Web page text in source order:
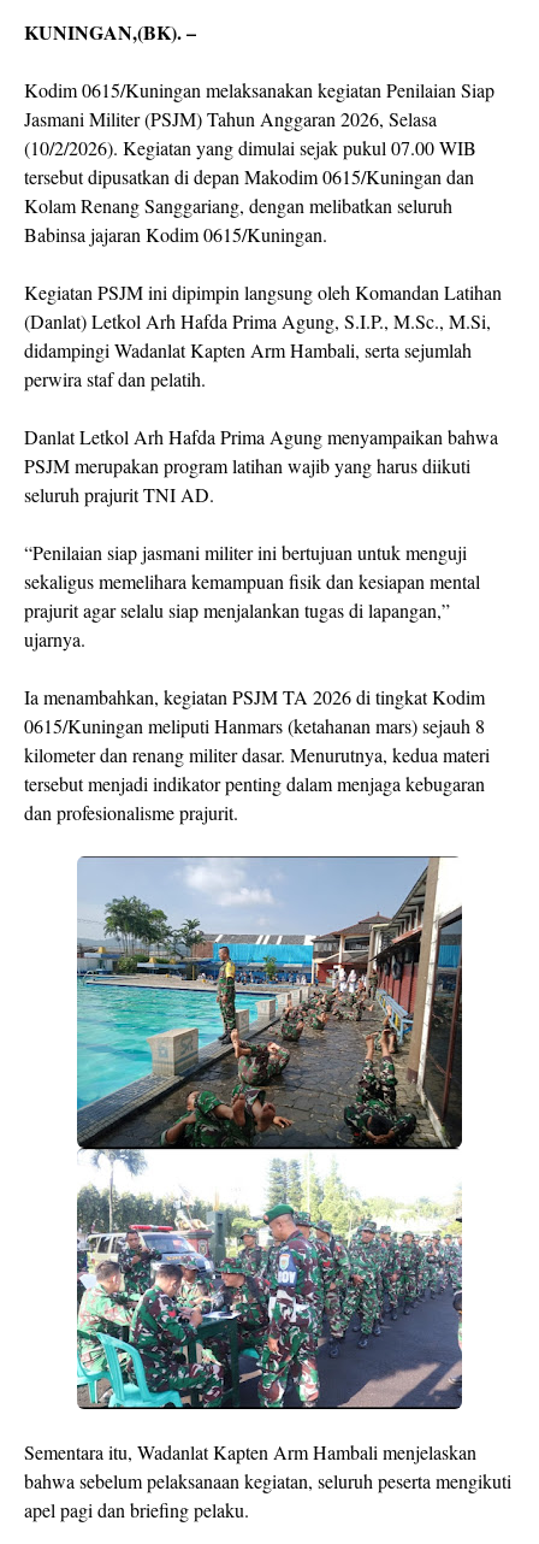
KUNINGAN,(BK). –
Kodim 0615/Kuningan melaksanakan kegiatan Penilaian Siap
Jasmani Militer (PSJM) Tahun Anggaran 2026, Selasa
(10/2/2026). Kegiatan yang dimulai sejak pukul 07.00 WIB
tersebut dipusatkan di depan Makodim 0615/Kuningan dan
Kolam Renang Sanggariang, dengan melibatkan seluruh
Babinsa jajaran Kodim 0615/Kuningan.
Kegiatan PSJM ini dipimpin langsung oleh Komandan Latihan
(Danlat) Letkol Arh Hafda Prima Agung, S.I.P., M.Sc., M.Si,
didampingi Wadanlat Kapten Arm Hambali, serta sejumlah
perwira staf dan pelatih.
Danlat Letkol Arh Hafda Prima Agung menyampaikan bahwa
PSJM merupakan program latihan wajib yang harus diikuti
seluruh prajurit TNI AD.
“Penilaian siap jasmani militer ini bertujuan untuk menguji
sekaligus memelihara kemampuan fisik dan kesiapan mental
prajurit agar selalu siap menjalankan tugas di lapangan,”
ujarnya.
Ia menambahkan, kegiatan PSJM TA 2026 di tingkat Kodim
0615/Kuningan meliputi Hanmars (ketahanan mars) sejauh 8
kilometer dan renang militer dasar. Menurutnya, kedua materi
tersebut menjadi indikator penting dalam menjaga kebugaran
dan profesionalisme prajurit.
Sementara itu, Wadanlat Kapten Arm Hambali menjelaskan
bahwa sebelum pelaksanaan kegiatan, seluruh peserta mengikuti
apel pagi dan briefing pelaku.